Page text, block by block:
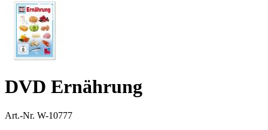
DVD Ernährung
Art.-Nr. W-10777